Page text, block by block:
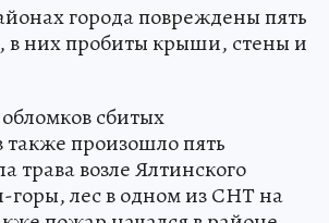
города повреждены пять
в них пробиты крыши, стены и
сбитых
также произошло пять
трава возле Ялтинского
горы, лес в одном из СНТ на